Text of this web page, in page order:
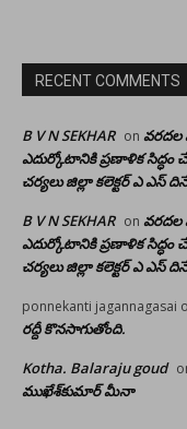
RECENT COMMENTS
B V N SEKHAR on వరదల
ఎదుర్కోటానికి ప్రణాళిక సిద్ధం
చర్యలు జిల్లా కలెక్టర్ ఎ ఎస్
B V N SEKHAR on వరదల
ఎదుర్కోటానికి ప్రణాళిక సిద్ధం
చర్యలు జిల్లా కలెక్టర్ ఎ ఎస్
ponnekanti jagannagasai
రద్దీ కొనసాగుతోంది.
Kotha. Balaraju goud
ముఖేశ్‌కుమార్‌ మీనా